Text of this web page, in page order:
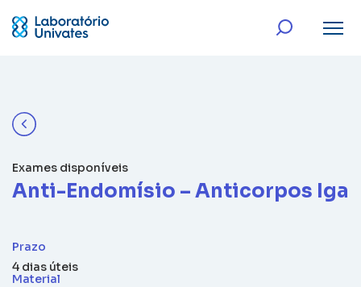
Exames disponíveis
Anti-Endomísio – Anticorpos Iga
Prazo
4 dias úteis
Material